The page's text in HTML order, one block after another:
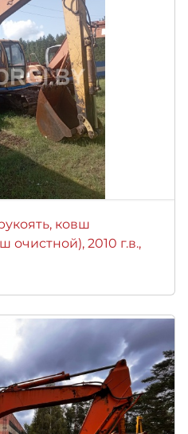
ковш
очистной), 2010 г.в.,